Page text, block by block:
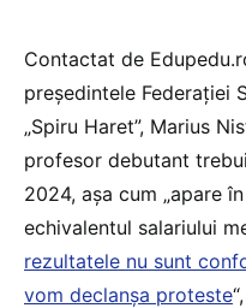
Contactat de
președintele Federației
„Spiru Haret”, Marius
profesor debutant
2024, așa cum „apare
echivalentul salariului
rezultatele nu sunt
vom declanșa proteste